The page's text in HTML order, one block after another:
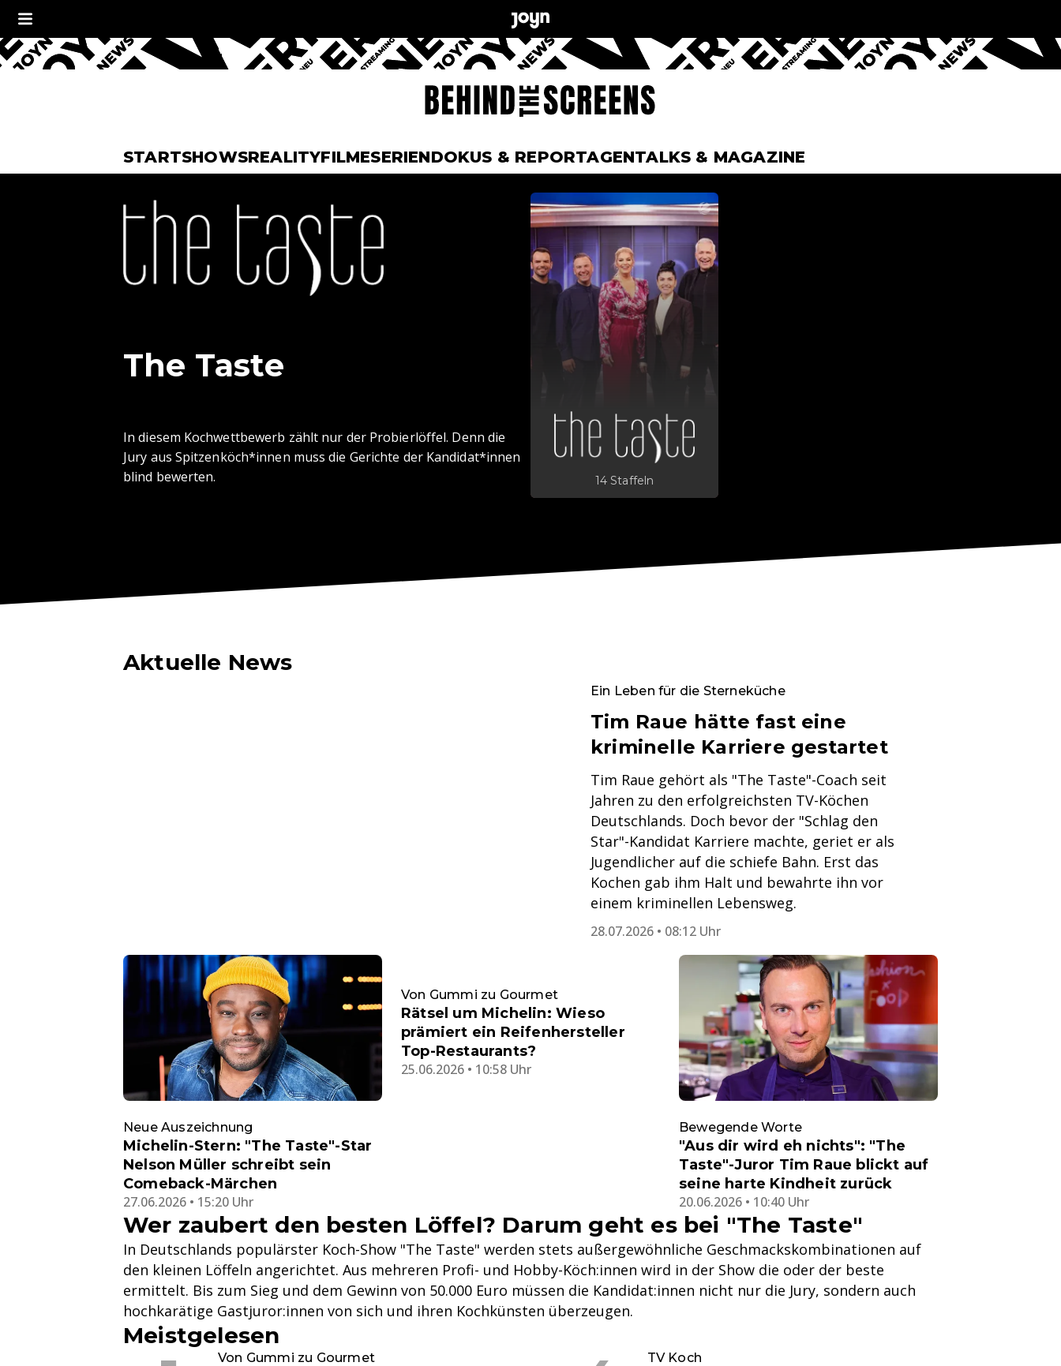
STARTSHOWSREALITYFILMESERIENDOKUS & REPORTAGENTALKS & MAGAZINE
14 Staffeln
The Taste
In diesem Kochwettbewerb zählt nur der Probierlöffel. Denn die
Jury aus Spitzenköch*innen muss die Gerichte der Kandidat*innen
blind bewerten.
Aktuelle News
Ein Leben für die Sterneküche
Tim Raue hätte fast eine
kriminelle Karriere gestartet
Tim Raue gehört als "The Taste"-Coach seit
Jahren zu den erfolgreichsten TV-Köchen
Deutschlands. Doch bevor der "Schlag den
Star"-Kandidat Karriere machte, geriet er als
Jugendlicher auf die schiefe Bahn. Erst das
Kochen gab ihm Halt und bewahrte ihn vor
einem kriminellen Lebensweg.
28.07.2026 • 08:12 Uhr
Neue Auszeichnung
Michelin-Stern: "The Taste"-Star
Nelson Müller schreibt sein
Comeback-Märchen
27.06.2026 • 15:20 Uhr
Von Gummi zu Gourmet
Rätsel um Michelin: Wieso
prämiert ein Reifenhersteller
Top-Restaurants?
25.06.2026 • 10:58 Uhr
Bewegende Worte
"Aus dir wird eh nichts": "The
Taste"-Juror Tim Raue blickt auf
seine harte Kindheit zurück
20.06.2026 • 10:40 Uhr
Wer zaubert den besten Löffel? Darum geht es bei "The Taste"
In Deutschlands populärster Koch-Show "The Taste" werden stets außergewöhnliche Geschmackskombinationen auf
den kleinen Löffeln angerichtet. Aus mehreren Profi- und Hobby-Köch:innen wird in der Show die oder der beste
ermittelt. Bis zum Sieg und dem Gewinn von 50.000 Euro müssen die Kandidat:innen nicht nur die Jury, sondern auch
hochkarätige Gastjuror:innen von sich und ihren Kochkünsten überzeugen.
Meistgelesen
Von Gummi zu Gourmet TV Koch